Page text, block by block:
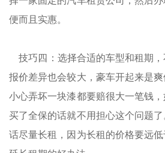
便而且实惠。
技巧四：选择合适的车型和租期
报价差异也会较大，豪车开起来是
小心弄坏一块漆都要赔很大一笔钱
买了全保的话就不用担心这个问题
话尽量长租，因为长租的价格要远